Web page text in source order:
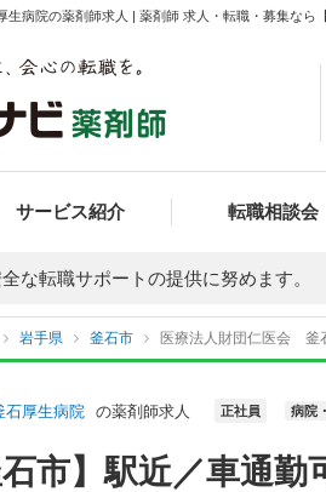
病院の薬剤師求人 | 薬剤師 求人・転職・募集なら
サービス紹介 転職相談会
な転職サポートの提供に努めます。
岩手県 釜石市 医療法人財団仁医会 釜
厚生病院 の薬剤師求人 正社員 病院
石市】駅近／車通